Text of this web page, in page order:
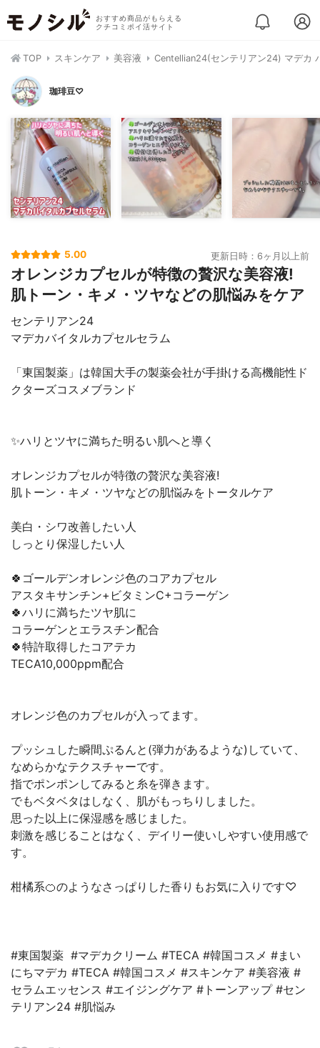
おすすめ商品がもらえる
クチコミポイ活サイト
TOP スキンケア 美容液 Centellian24(センテリアン24) マデカ
珈琲豆♡
5.00 更新日時：6ヶ月以上前
オレンジカプセルが特徴の贅沢な美容液!
肌トーン・キメ・ツヤなどの肌悩みをケア
センテリアン24
マデカバイタルカプセルセラム
「東国製薬」は韓国大手の製薬会社が手掛ける高機能性ド
クターズコスメブランド
✨ハリとツヤに満ちた明るい肌へと導く
オレンジカプセルが特徴の贅沢な美容液!
肌トーン・キメ・ツヤなどの肌悩みをトータルケア
美白・シワ改善したい人
しっとり保湿したい人
🍀ゴールデンオレンジ色のコアカプセル
アスタキサンチン+ビタミンC+コラーゲン
🍀ハリに満ちたツヤ肌に
コラーゲンとエラスチン配合
🍀特許取得したコアテカ
TECA10,000ppm配合
オレンジ色のカプセルが入ってます。
プッシュした瞬間ぷるんと(弾力があるような)していて、
なめらかなテクスチャーです。
指でポンポンしてみると糸を弾きます。
でもベタベタはしなく、肌がもっちりしました。
思った以上に保湿感を感じました。
刺激を感じることはなく、デイリー使いしやすい使用感で
す。
柑橘系🍊のようなさっぱりした香りもお気に入りです♡
#東国製薬 #マデカクリーム #TECA #韓国コスメ #まい
にちマデカ #TECA #韓国コスメ #スキンケア #美容液 #
セラムエッセンス #エイジングケア #トーンアップ #セン
テリアン24 #肌悩み